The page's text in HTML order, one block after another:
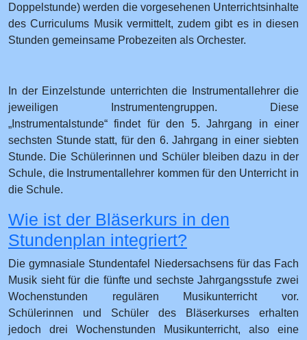
Doppelstunde) werden die vorgesehenen Unterrichtsinhalte
des Curriculums Musik vermittelt, zudem gibt es in diesen
Stunden gemeinsame Probezeiten als Orchester.
In der Einzelstunde unterrichten die Instrumentallehrer die
jeweiligen Instrumentengruppen. Diese
„Instrumentalstunde“ findet für den 5. Jahrgang in einer
sechsten Stunde statt, für den 6. Jahrgang in einer siebten
Stunde. Die Schülerinnen und Schüler bleiben dazu in der
Schule, die Instrumentallehrer kommen für den Unterricht in
die Schule.
Wie ist der Bläserkurs in den
Stundenplan integriert?
Die gymnasiale Stundentafel Niedersachsens für das Fach
Musik sieht für die fünfte und sechste Jahrgangsstufe zwei
Wochenstunden regulären Musikunterricht vor.
Schülerinnen und Schüler des Bläserkurses erhalten
jedoch drei Wochenstunden Musikunterricht, also eine